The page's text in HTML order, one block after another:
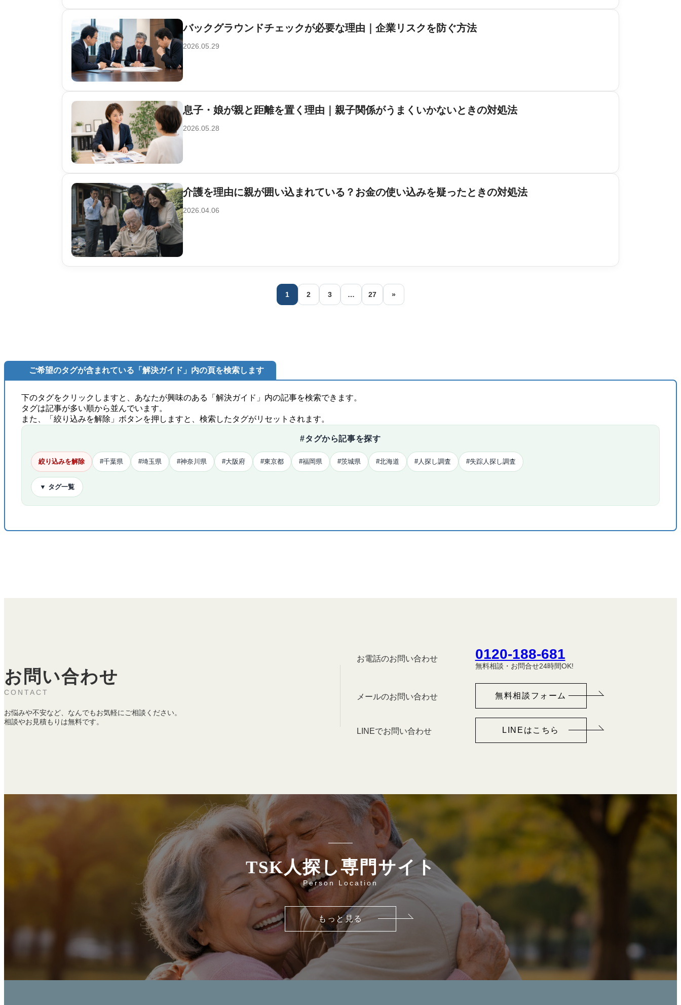
バックグラウンドチェックが必要な理由｜企業リスクを防ぐ方法
2026.05.29
息子・娘が親と距離を置く理由｜親子関係がうまくいかないときの対処法
2026.05.28
介護を理由に親が囲い込まれている？お金の使い込みを疑ったときの対処法
2026.04.06
1 2 3 … 27 »
ご希望のタグが含まれている「解決ガイド」内の頁を検索します
下のタグをクリックしますと、あなたが興味のある「解決ガイド」内の記事を検索できます。
タグは記事が多い順から並んでいます。
また、「絞り込みを解除」ボタンを押しますと、検索したタグがリセットされます。
#タグから記事を探す
絞り込みを解除 #千葉県 #埼玉県 #神奈川県 #大阪府 #東京都 #福岡県 #茨城県 #北海道 #人探し調査 #失踪人探し調査
▼ タグ一覧
お問い合わせ
CONTACT
お悩みや不安など、なんでもお気軽にご相談ください。
相談やお見積もりは無料です。
お電話のお問い合わせ 0120-188-681
無料相談・お問合せ24時間OK!
メールのお問い合わせ 無料相談フォーム
LINEでお問い合わせ LINEはこちら
TSK人探し専門サイト
Person Location
もっと見る